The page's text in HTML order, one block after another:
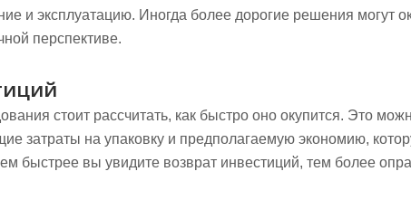
и эксплуатацию. Иногда более дорогие решения могут
перспективе.
стоит рассчитать, как быстро оно окупится. Это
затраты на упаковку и предполагаемую экономию,
быстрее вы увидите возврат инвестиций, тем более